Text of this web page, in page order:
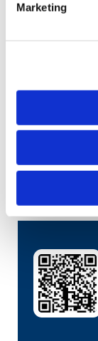
Marketing